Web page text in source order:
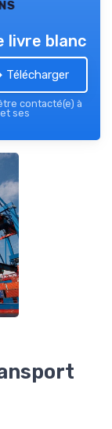
livre blanc
Télécharger
contacté(e) à
ses